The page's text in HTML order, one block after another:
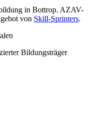
in Bottrop. AZAV-
von Skill-Sprinters.